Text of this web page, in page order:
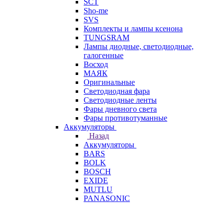
SCT
Sho-me
SVS
Комплекты и лампы ксенона
TUNGSRAM
Лампы диодные, светодиодные,
галогенные
Восход
МАЯК
Оригинальные
Светодиодная фара
Светодиодные ленты
Фары дневного света
Фары противотуманные
Аккумуляторы
Назад
Аккумуляторы
BARS
BOLK
BOSCH
EXIDE
MUTLU
PANASONIC